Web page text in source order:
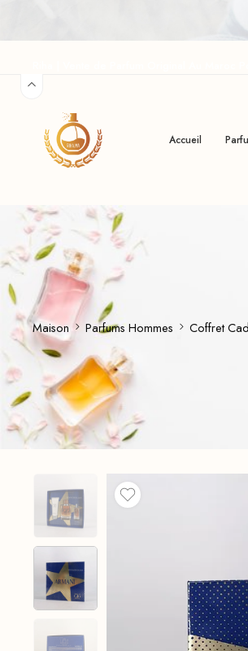
Accueil
Maison Parfums Hommes Coffret